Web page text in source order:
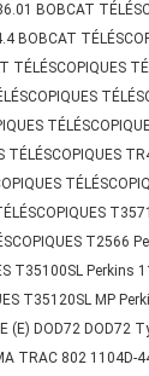
BOBCAT
BOBCAT
TÉLÉSCOPIQUES
T2566
T35100SL Perkins
T35120SL MP
(E) DOD72 DOD72
TRAC 802 1104D-